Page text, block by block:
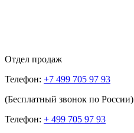
Отдел продаж
Телефон: +7 499 705 97 93
(Бесплатный звонок по России)
Телефон: + 499 705 97 93